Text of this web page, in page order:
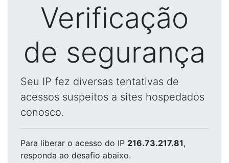
Verificação
de segurança
Seu IP fez diversas tentativas de
acessos suspeitos a sites hospedados
conosco.
Para liberar o acesso do IP 216.73.217.81,
responda ao desafio abaixo.